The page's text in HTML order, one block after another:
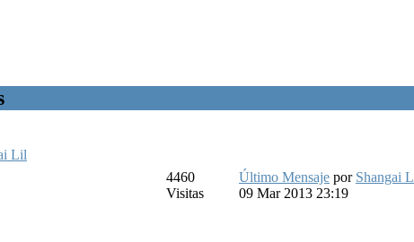
Lil
4460
Visitas
Último Mensaje por Shangai
09 Mar 2013 23:19